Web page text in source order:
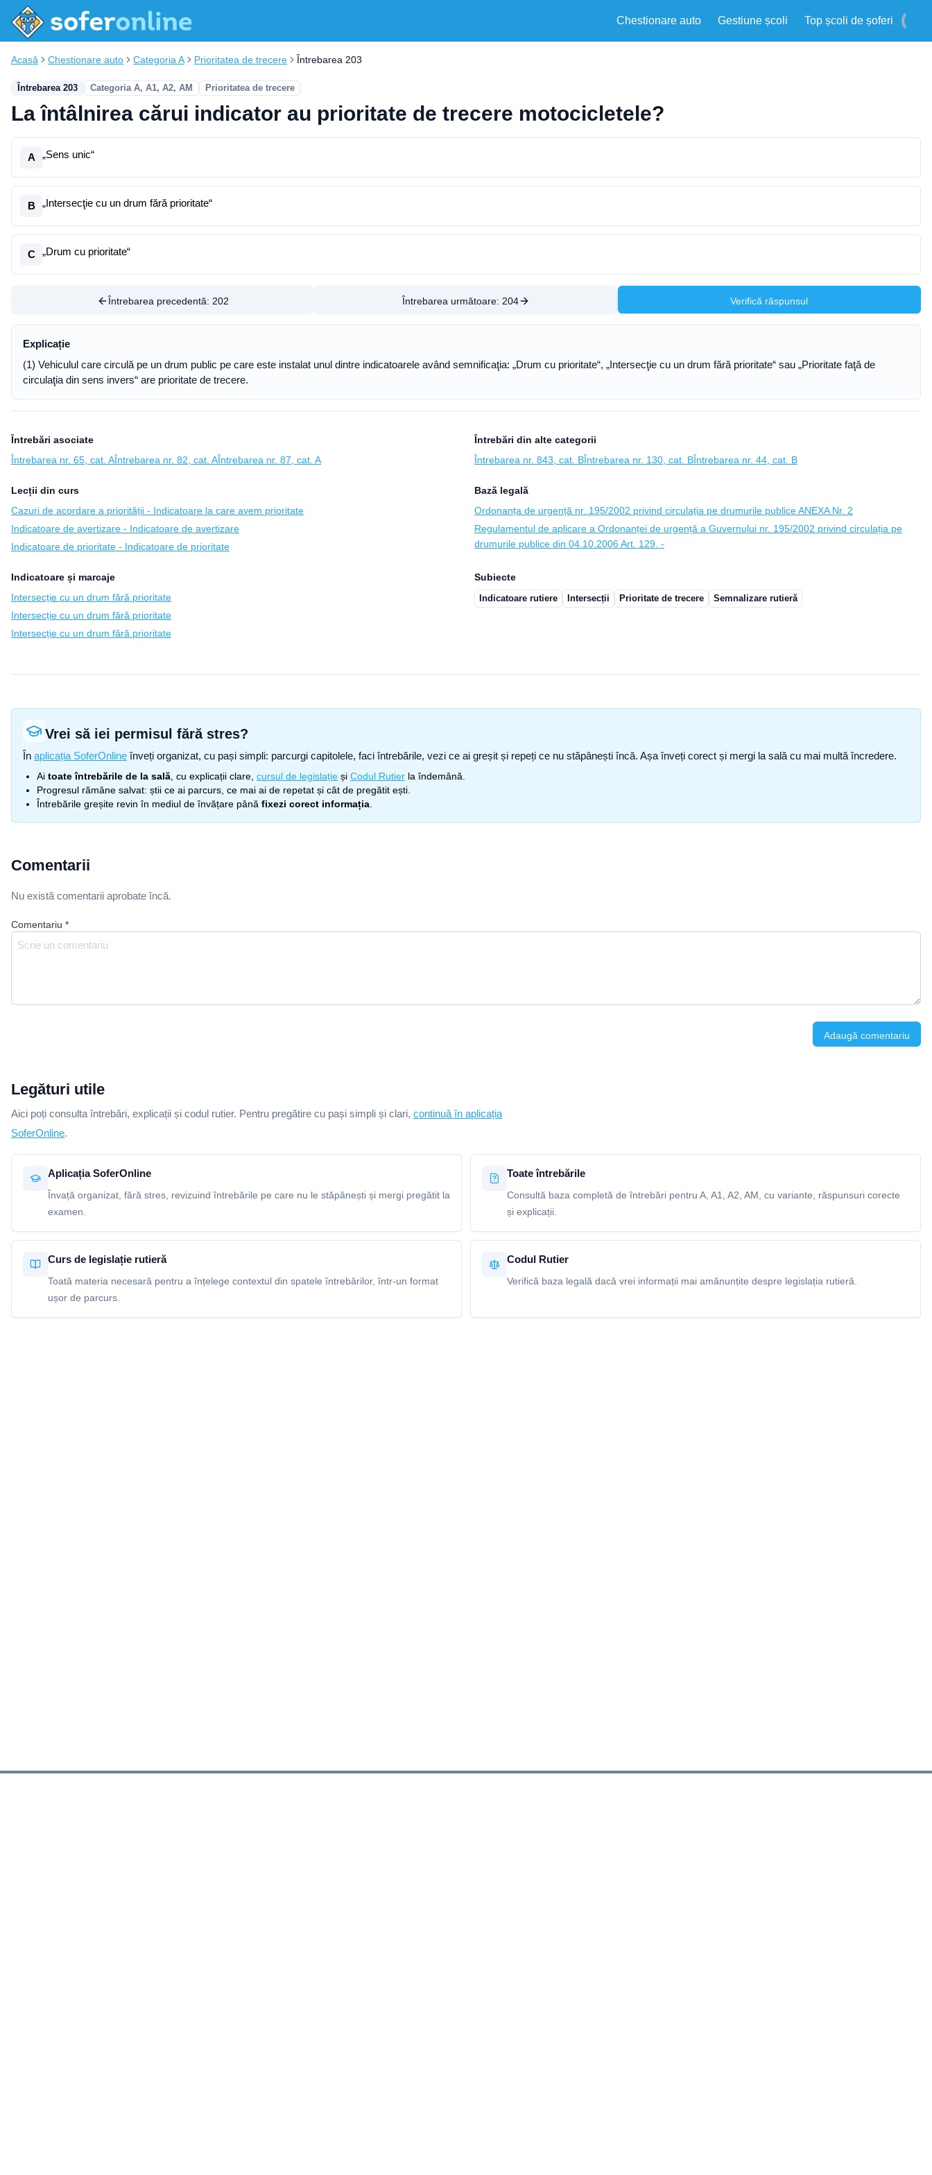
Chestionare auto Gestiune școli Top școli de șoferi
Acasă Chestionare auto Categoria A Prioritatea de trecere Întrebarea 203
Întrebarea 203 Categoria A, A1, A2, AM Prioritatea de trecere
La întâlnirea cărui indicator au prioritate de trecere motocicletele?
A „Sens unic“
B „Intersecţie cu un drum fără prioritate“
C „Drum cu prioritate“
Întrebarea precedentă: 202 Întrebarea următoare: 204 Verifică răspunsul
Explicație
(1) Vehiculul care circulă pe un drum public pe care este instalat unul dintre indicatoarele având semnificaţia: „Drum cu prioritate“, „Intersecţie cu un drum fără prioritate“ sau „Prioritate faţă de
circulaţia din sens invers“ are prioritate de trecere.
Întrebări asociate
Întrebarea nr. 65, cat. AÎntrebarea nr. 82, cat. AÎntrebarea nr. 87, cat. A
Întrebări din alte categorii
Întrebarea nr. 843, cat. BÎntrebarea nr. 130, cat. BÎntrebarea nr. 44, cat. B
Lecții din curs
Cazuri de acordare a priorității - Indicatoare la care avem prioritate
Indicatoare de avertizare - Indicatoare de avertizare
Indicatoare de prioritate - Indicatoare de prioritate
Bază legală
Ordonanța de urgență nr. 195/2002 privind circulația pe drumurile publice ANEXA Nr. 2
Regulamentul de aplicare a Ordonanței de urgență a Guvernului nr. 195/2002 privind circulația pe
drumurile publice din 04.10.2006 Art. 129. -
Indicatoare și marcaje
Intersecție cu un drum fără prioritate
Intersecție cu un drum fără prioritate
Intersecție cu un drum fără prioritate
Subiecte
Indicatoare rutiere Intersecții Prioritate de trecere Semnalizare rutieră
Vrei să iei permisul fără stres?
În aplicația SoferOnline înveți organizat, cu pași simpli: parcurgi capitolele, faci întrebările, vezi ce ai greșit și repeți ce nu stăpânești încă. Așa înveți corect și mergi la sală cu mai multă încredere.
Ai toate întrebările de la sală , cu explicații clare, cursul de legislație și Codul Rutier la îndemână.
Progresul rămâne salvat: știi ce ai parcurs, ce mai ai de repetat și cât de pregătit ești.
Întrebările greșite revin în mediul de învățare până fixezi corect informația
Comentarii
Nu există comentarii aprobate încă.
Comentariu *
Adaugă comentariu
Legături utile
Aici poți consulta întrebări, explicații și codul rutier. Pentru pregătire cu pași simpli și clari, continuă în aplicația
SoferOnline.
Aplicația SoferOnline
Învață organizat, fără stres, revizuind întrebările pe care nu le stăpânești și mergi pregătit la
examen.
Toate întrebările
Consultă baza completă de întrebări pentru A, A1, A2, AM, cu variante, răspunsuri corecte
și explicații.
Curs de legislație rutieră
Toată materia necesară pentru a înțelege contextul din spatele întrebărilor, într-un format
ușor de parcurs.
Codul Rutier
Verifică baza legală dacă vrei informații mai amănunțite despre legislația rutieră.